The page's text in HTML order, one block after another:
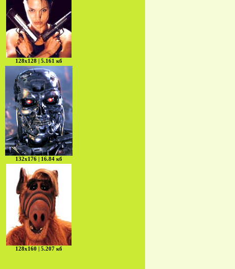
128х128 | 5.161 кб
132х176 | 16.84 кб
128х160 | 5.207 кб